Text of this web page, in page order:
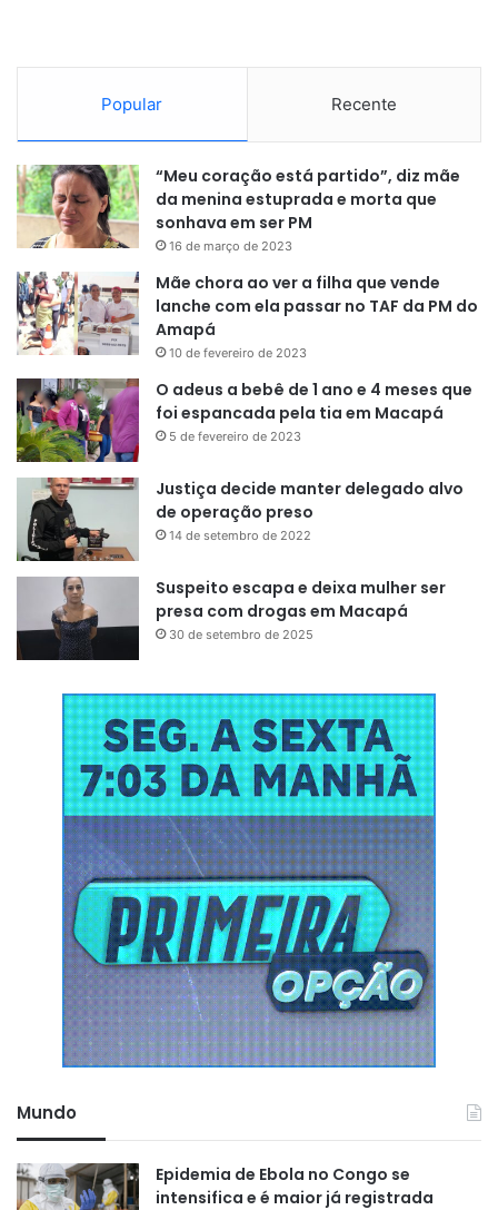
Popular Recente
“Meu coração está partido”, diz mãe
da menina estuprada e morta que
sonhava em ser PM
16 de março de 2023
Mãe chora ao ver a filha que vende
lanche com ela passar no TAF da PM do
Amapá
10 de fevereiro de 2023
O adeus a bebê de 1 ano e 4 meses que
foi espancada pela tia em Macapá
5 de fevereiro de 2023
Justiça decide manter delegado alvo
de operação preso
14 de setembro de 2022
Suspeito escapa e deixa mulher ser
presa com drogas em Macapá
30 de setembro de 2025
Mundo
Epidemia de Ebola no Congo se
intensifica e é maior já registrada